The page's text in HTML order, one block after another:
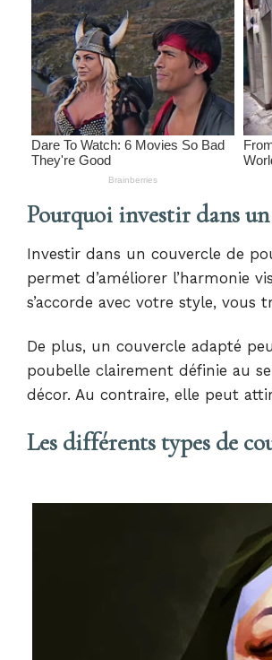
Pourquoi investir dans
Investir dans un couvercle de
permet d’améliorer l’harmonie
s’accorde avec votre style,
De plus, un couvercle adapté
poubelle clairement définie au
décor. Au contraire, elle peut
Les différents types de